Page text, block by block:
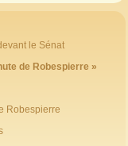
le Sénat
de Robespierre »
Robespierre